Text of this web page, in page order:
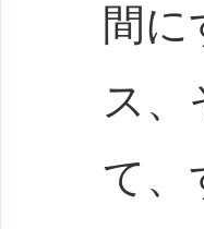
間
ス
て、